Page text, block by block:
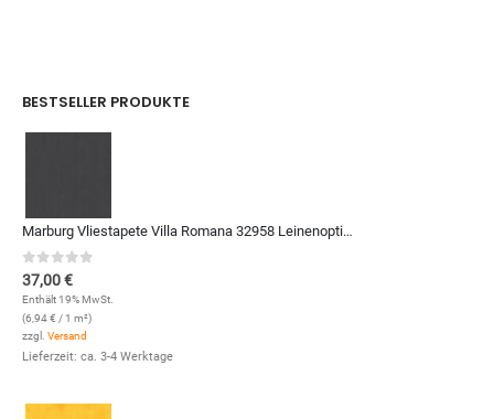
BESTSELLER PRODUKTE
Marburg Vliestapete Villa Romana 32958 Leinenoptik (Anthrazit)
0out of 5
37,00€
Enthält 19% MwSt.
(6,94€ / 1 m²)
zzgl. Versand
Lieferzeit: ca. 3-4 Werktage